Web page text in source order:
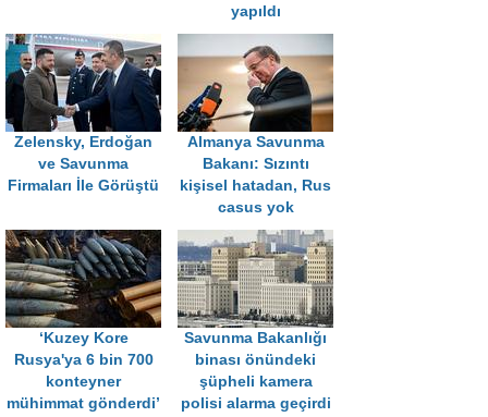
yapıldı
Zelensky, Erdoğan
ve Savunma
Firmaları İle Görüştü
Almanya Savunma
Bakanı: Sızıntı
kişisel hatadan, Rus
casus yok
‘Kuzey Kore
Rusya'ya 6 bin 700
konteyner
mühimmat gönderdi’
Savunma Bakanlığı
binası önündeki
şüpheli kamera
polisi alarma geçirdi